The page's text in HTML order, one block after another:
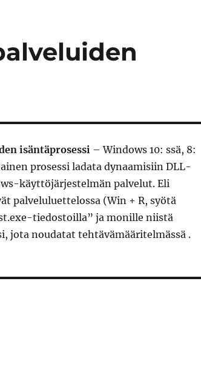
isäntäprosessi – Windows 10: ssä, 8:
prosessi ladata dynaamisiin DLL-
käyttöjärjestelmän palvelut. Eli
palveluluettelossa (Win + R, syötä
tiedostoilla” ja monille niistä
jota noudatat tehtävämääritelmässä .
palveluiden isäntäprosessi”